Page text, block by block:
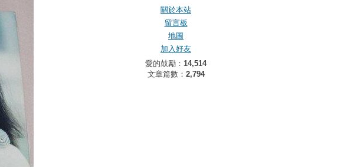
關於本站
留言板
地圖
加入好友
愛的鼓勵： 14,514
文章篇數： 2,794